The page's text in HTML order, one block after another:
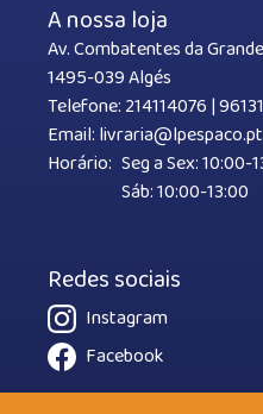
A nossa loja
Av. Combatentes da
1495-039 Algés
Telefone: 214114076 |
Email: livraria@lpespaco.pt
Horário: Seg a Sex: 10:00-
Sáb: 10:00-13:00
Redes sociais
Instagram
Facebook